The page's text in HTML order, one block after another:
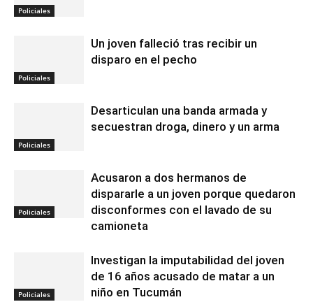
Policiales
Policiales
Un joven falleció tras recibir un
disparo en el pecho
Policiales
Desarticulan una banda armada y
secuestran droga, dinero y un arma
Policiales
Acusaron a dos hermanos de
dispararle a un joven porque quedaron
disconformes con el lavado de su
camioneta
Policiales
Investigan la imputabilidad del joven
de 16 años acusado de matar a un
niño en Tucumán